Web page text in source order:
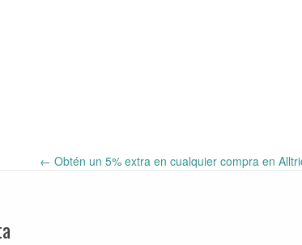
← Obtén un 5% extra en cualquier compra en